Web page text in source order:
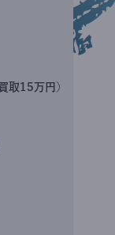
取15万円)